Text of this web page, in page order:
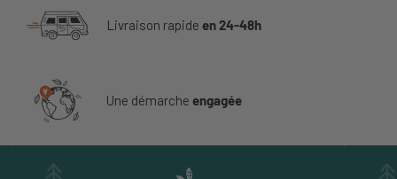
Livraison rapide en 24-48h
Une démarche engagée